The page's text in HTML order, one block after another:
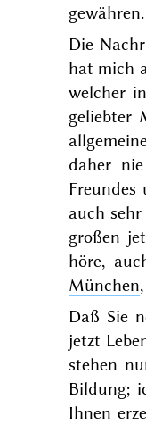
gewähren.
Die
hat mich
welcher
geliebter
daher
auch
großen
höre,
München
Daß Sie
jetzt
stehen
Bildung;
Ihnen